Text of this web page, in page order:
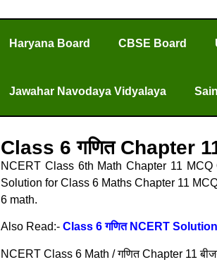
Haryana Board CBSE Board
Jawahar Navodaya Vidyalaya
Class 6 गणित Chapter
NCERT Class 6th Math Chapter 11
Solution for Class 6 Maths Chapter 11
6 math.
Also Read:- Class 6 गणित NCERT Solution
NCERT Class 6 Math / गणित Chapter 11